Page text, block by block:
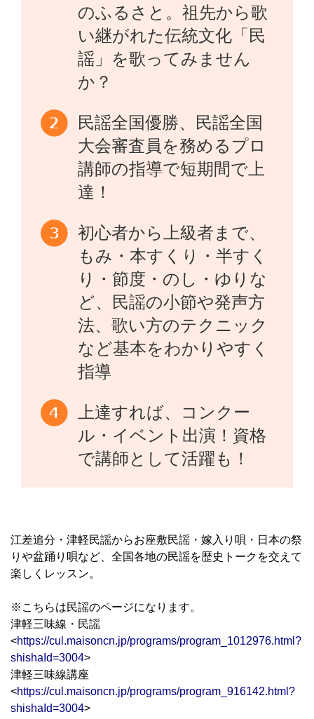
のふるさと。祖先から歌
い継がれた伝統文化「民
謡」を歌ってみません
か？
民謡全国優勝、民謡全国
大会審査員を務めるプロ
講師の指導で短期間で上
達！
初心者から上級者まで、
もみ・本すくり・半すく
り・節度・のし・ゆりな
ど、民謡の小節や発声方
法、歌い方のテクニック
など基本をわかりやすく
指導
上達すれば、コンクー
ル・イベント出演！資格
で講師として活躍も！
江差追分・津軽民謡からお座敷民謡・嫁入り唄・日本の祭
りや盆踊り唄など、全国各地の民謡を歴史トークを交えて
楽しくレッスン。
※こちらは民謡のページになります。
津軽三味線・民謡
<https://cul.maisoncn.jp/programs/program_1012976.html?
shishaId=3004>
津軽三味線講座
<https://cul.maisoncn.jp/programs/program_916142.html?
shishaId=3004>